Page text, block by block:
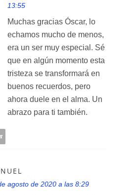
13:55
Muchas gracias Óscar, lo
echamos mucho de menos,
era un ser muy especial. Sé
que en algún momento esta
tristeza se transformará en
buenos recuerdos, pero
ahora duele en el alma. Un
abrazo para ti también.
agosto de 2020 a las 8:29